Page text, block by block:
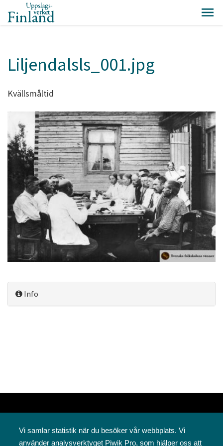
Liljendalsls_001.jpg
Kvällsmåltid
Info
Vi samlar statistik när du besöker vår webbplats. Vi
använder analysverktyget Piwik Pro, som hjälper oss att